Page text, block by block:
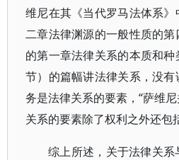
维尼在其《当代罗马法体系
二章法律渊源的一般性质的
的第一章法律关系的本质和
节）的篇幅讲法律关系，没
务是法律关系的要素，“萨维
关系的要素除了权利之外还包
综上所述，关于法律关